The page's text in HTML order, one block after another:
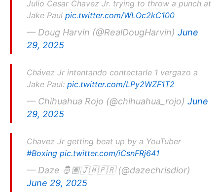
Julio Cesar Chavez Jr. trying to throw a punch at
Jake Paul pic.twitter.com/WLOc2kC100
— Doug Harvin (@RealDougHarvin) June
29, 2025
Chávez Jr intentando contectarle 1 vergazo a
Jake Paul: pic.twitter.com/LPy2WZF1T2
— Chihuahua Rojo (@chihuahua_rojo) June
29, 2025
Chavez Jr getting beat up by a YouTuber
#Boxing pic.twitter.com/iCsnFRj641
— Daze 🤴🏽🇯🇲🇵🇷 (@dazechrisdior)
June 29, 2025